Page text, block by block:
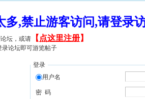
多,禁止游客访问,请登
坛，或请 【 点这里注册】
论坛即可游览帖子
登录
用户名
密 码